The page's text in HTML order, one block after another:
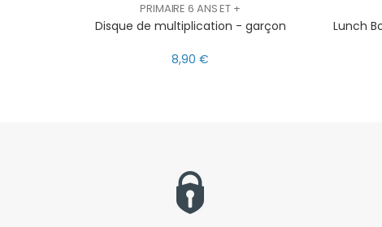
PRIMAIRE 6 ANS ET +
Disque de multiplication - garçon
8,90 €
Lunch